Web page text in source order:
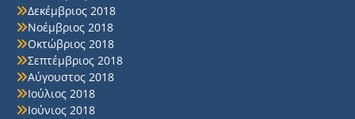
Δεκέμβριος 2018
Νοέμβριος 2018
Οκτώβριος 2018
Σεπτέμβριος 2018
Αύγουστος 2018
Ιούλιος 2018
Ιούνιος 2018